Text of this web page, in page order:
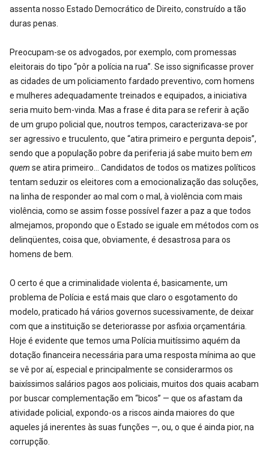
assenta nosso Estado Democrático de Direito, construído a tão
duras penas.
Preocupam-se os advogados, por exemplo, com promessas
eleitorais do tipo “pôr a polícia na rua”. Se isso significasse prover
as cidades de um policiamento fardado preventivo, com homens
e mulheres adequadamente treinados e equipados, a iniciativa
seria muito bem-vinda. Mas a frase é dita para se referir à ação
de um grupo policial que, noutros tempos, caracterizava-se por
ser agressivo e truculento, que “atira primeiro e pergunta depois”,
sendo que a população pobre da periferia já sabe muito bem em
quem se atira primeiro… Candidatos de todos os matizes políticos
tentam seduzir os eleitores com a emocionalização das soluções,
na linha de responder ao mal com o mal, à violência com mais
violência, como se assim fosse possível fazer a paz a que todos
almejamos, propondo que o Estado se iguale em métodos com os
delinqüentes, coisa que, obviamente, é desastrosa para os
homens de bem.
O certo é que a criminalidade violenta é, basicamente, um
problema de Polícia e está mais que claro o esgotamento do
modelo, praticado há vários governos sucessivamente, de deixar
com que a instituição se deteriorasse por asfixia orçamentária.
Hoje é evidente que temos uma Polícia muitíssimo aquém da
dotação financeira necessária para uma resposta mínima ao que
se vê por aí, especial e principalmente se considerarmos os
baixíssimos salários pagos aos policiais, muitos dos quais acabam
por buscar complementação em “bicos” — que os afastam da
atividade policial, expondo-os a riscos ainda maiores do que
aqueles já inerentes às suas funções —, ou, o que é ainda pior, na
corrupção.